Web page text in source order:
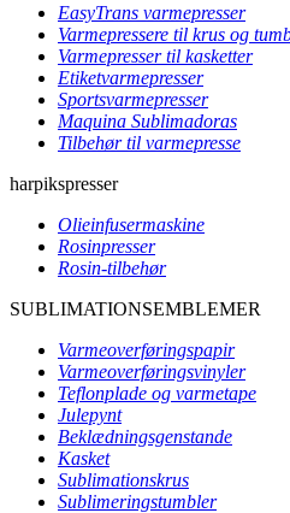
EasyTrans varmepresser
Varmepressere til krus og
Varmepresser til kasketter
Etiketvarmepresser
Sportsvarmepresser
Maquina Sublimadoras
Tilbehør til varmepresse
harpikspresser
Olieinfusermaskine
Rosinpresser
Rosin-tilbehør
SUBLIMATIONSEMBLEMER
Varmeoverføringspapir
Varmeoverføringsvinyler
Teflonplade og varmetape
Julepynt
Beklædningsgenstande
Kasket
Sublimationskrus
Sublimeringstumbler